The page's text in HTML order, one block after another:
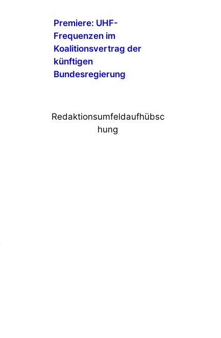
Premiere: UHF-
Frequenzen im
Koalitionsvertrag der
künftigen
Bundesregierung
Redaktionsumfeldaufhübsc
hung